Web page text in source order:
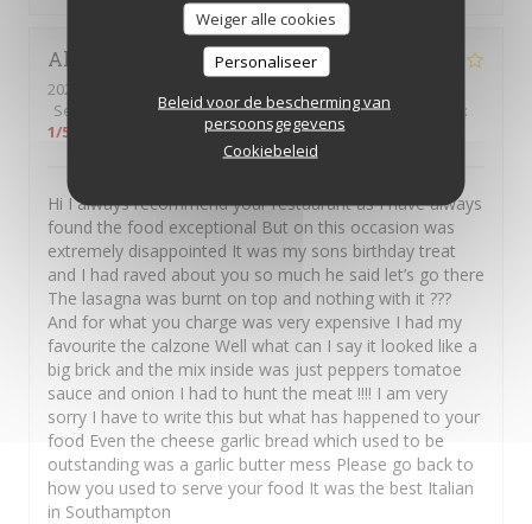
Weiger alle cookies
Personaliseer
Beleid voor de bescherming van
persoonsgegevens
Cookiebeleid
Alison
2026-08-03
Service
Atmosfeer:2/5 Keuken:1/5 Kwaliteit / Prijs
:
1/5
Hi I always recommend your restaurant as I have always
found the food exceptional But on this occasion was
extremely disappointed It was my sons birthday treat
and I had raved about you so much he said let’s go there
The lasagna was burnt on top and nothing with it ???
And for what you charge was very expensive I had my
favourite the calzone Well what can I say it looked like a
big brick and the mix inside was just peppers tomatoe
sauce and onion I had to hunt the meat !!!! I am very
sorry I have to write this but what has happened to your
food Even the cheese garlic bread which used to be
outstanding was a garlic butter mess Please go back to
how you used to serve your food It was the best Italian
in Southampton